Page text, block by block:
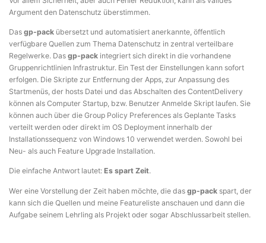
Argument den Datenschutz überstimmen.
Das gp-pack übersetzt und automatisiert anerkannte, öffentlich
verfügbare Quellen zum Thema Datenschutz in zentral verteilbare
Regelwerke. Das gp-pack integriert sich direkt in die vorhandene
Gruppenrichtlinien Infrastruktur. Ein Test der Einstellungen kann sofort
erfolgen. Die Skripte zur Entfernung der Apps, zur Anpassung des
Startmenüs, der hosts Datei und das Abschalten des ContentDelivery
können als Computer Startup, bzw. Benutzer Anmelde Skript laufen. Sie
können auch über die Group Policy Preferences als Geplante Tasks
verteilt werden oder direkt im OS Deployment innerhalb der
Installationssequenz von Windows 10 verwendet werden. Sowohl bei
Neu- als auch Feature Upgrade Installation.
Die einfache Antwort lautet: Es spart Zeit.
Wer eine Vorstellung der Zeit haben möchte, die das gp-pack spart, der
kann sich die Quellen und meine Featureliste anschauen und dann die
Aufgabe seinem Lehrling als Projekt oder sogar Abschlussarbeit stellen.